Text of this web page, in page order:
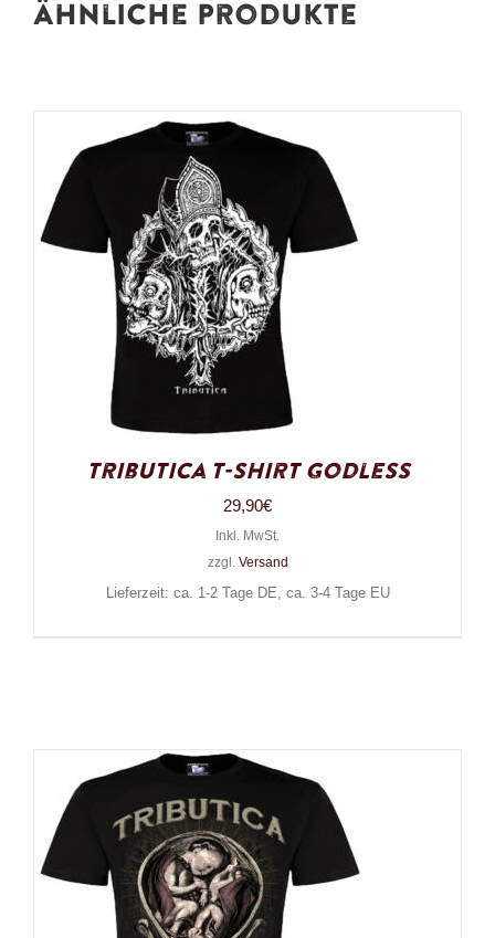
Ähnliche Produkte
Tributica T-Shirt Godless
29,90€
Inkl. MwSt.
zzgl. Versand
Lieferzeit: ca. 1-2 Tage DE, ca. 3-4 Tage EU